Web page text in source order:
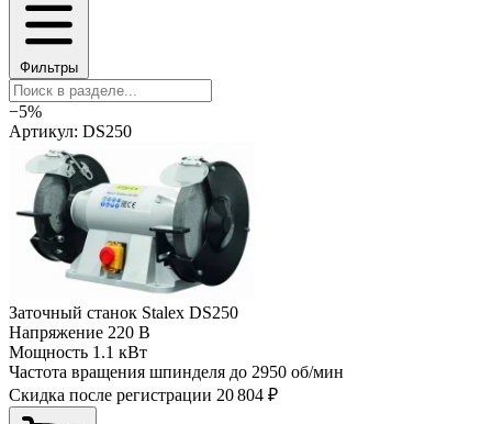
Фильтры
−5%
Артикул: DS250
Заточный станок Stalex DS250
Напряжение 220 В
Мощность 1.1 кВт
Частота вращения шпинделя до 2950 об/мин
Скидка после регистрации 20 804 ₽